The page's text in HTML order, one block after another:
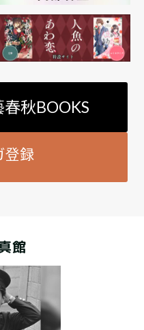
春秋BOOKS
登録
館